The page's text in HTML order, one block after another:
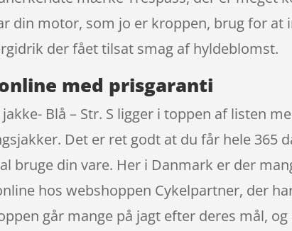
din motor, som jo er kroppen, brug for at
der fået tilsat smag af hyldeblomst.
med prisgaranti
Blå – Str. S ligger i toppen af listen
Det er ret godt at du får hele 365
bruge din vare. Her i Danmark er der
hos webshoppen Cykelpartner, der
går mange på jagt efter deres mål,